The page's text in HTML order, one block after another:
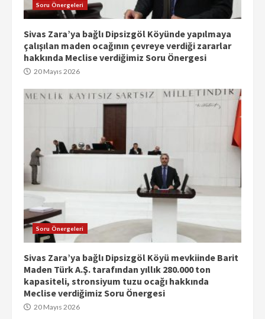
Soru Önergeleri
Sivas Zara’ya bağlı Dipsizgöl Köyünde yapılmaya
çalışılan maden ocağının çevreye verdiği zararlar
hakkında Meclise verdiğimiz Soru Önergesi
20 Mayıs 2026
Soru Önergeleri
Sivas Zara’ya bağlı Dipsizgöl Köyü mevkiinde Barit
Maden Türk A.Ş. tarafından yıllık 280.000 ton
kapasiteli, stronsiyum tuzu ocağı hakkında
Meclise verdiğimiz Soru Önergesi
20 Mayıs 2026